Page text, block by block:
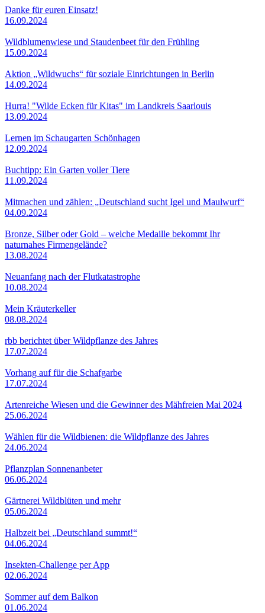
Danke für euren Einsatz!
16.09.2024
Wildblumenwiese und Staudenbeet für den Frühling
15.09.2024
Aktion „Wildwuchs“ für soziale Einrichtungen in Berlin
14.09.2024
Hurra! "Wilde Ecken für Kitas" im Landkreis Saarlouis
13.09.2024
Lernen im Schaugarten Schönhagen
12.09.2024
Buchtipp: Ein Garten voller Tiere
11.09.2024
Mitmachen und zählen: „Deutschland sucht Igel und Maulwurf“
04.09.2024
Bronze, Silber oder Gold – welche Medaille bekommt Ihr
naturnahes Firmengelände?
13.08.2024
Neuanfang nach der Flutkatastrophe
10.08.2024
Mein Kräuterkeller
08.08.2024
rbb berichtet über Wildpflanze des Jahres
17.07.2024
Vorhang auf für die Schafgarbe
17.07.2024
Artenreiche Wiesen und die Gewinner des Mähfreien Mai 2024
25.06.2024
Wählen für die Wildbienen: die Wildpflanze des Jahres
24.06.2024
Pflanzplan Sonnenanbeter
06.06.2024
Gärtnerei Wildblüten und mehr
05.06.2024
Halbzeit bei „Deutschland summt!“
04.06.2024
Insekten-Challenge per App
02.06.2024
Sommer auf dem Balkon
01.06.2024